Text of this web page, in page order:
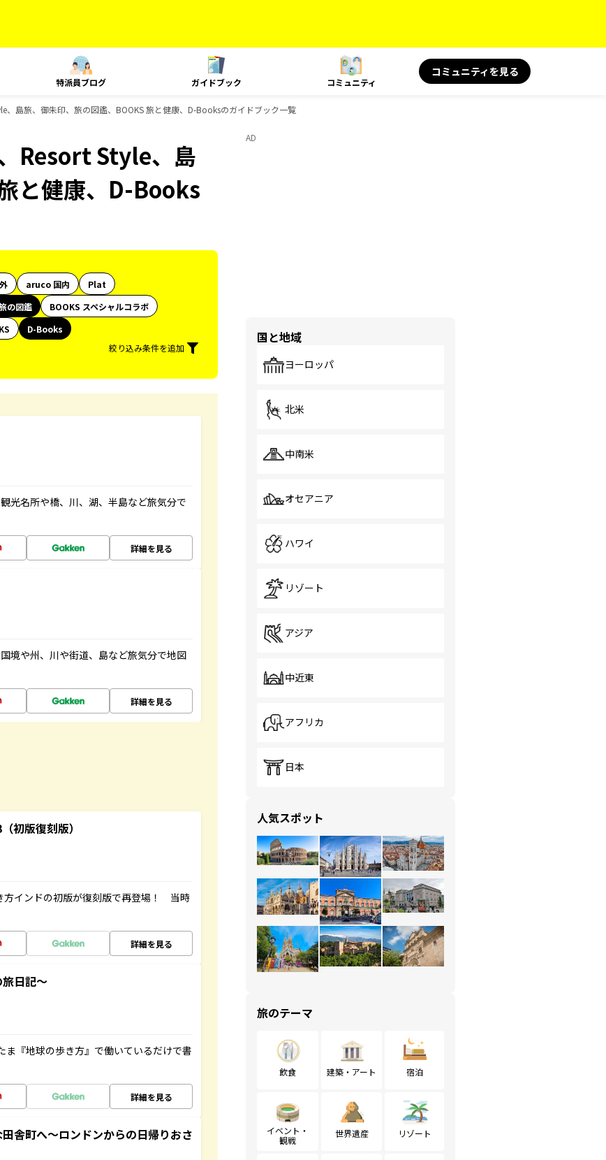
特派員ブログ ガイドブック コミュニティ
コミュニティを見る
、島旅、御朱印、旅の図鑑、BOOKS 旅と健康、D-Booksのガイドブック一覧
Resort Style、島
と健康、D-Books
aruco 国内
Plat
の図鑑
BOOKS スペシャルコラボ
D-Books
絞り込み条件を追加
光名所や橋、川、湖、半島など旅気分で
詳細を見る
境や州、川や街道、島など旅気分で地図
詳細を見る
初版復刻版）
方インドの初版が復刻版で再登場！ 当時
詳細を見る
日記～
『地球の歩き方』で働いているだけで書
詳細を見る
舎町へ～ロンドンからの日帰りおさ
AD
国と地域
ヨーロッパ
北米
中南米
オセアニア
ハワイ
リゾート
アジア
中近東
アフリカ
日本
人気スポット
旅のテーマ
飲食 建築・アート 宿泊
イベント・
観戦
世界遺産 リゾート